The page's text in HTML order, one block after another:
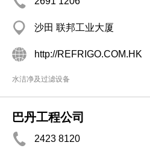
沙田 联邦工业大厦
http://REFRIGO.COM.HK
水洁净及过滤设备
巴丹工程公司
2423 8120